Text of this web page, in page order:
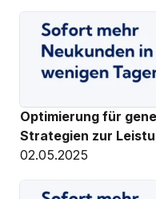
Optimierung für
Strategien zur
02.05.2025